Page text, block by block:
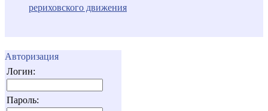
рериховского движения
Авторизация
Логин:
Пароль: